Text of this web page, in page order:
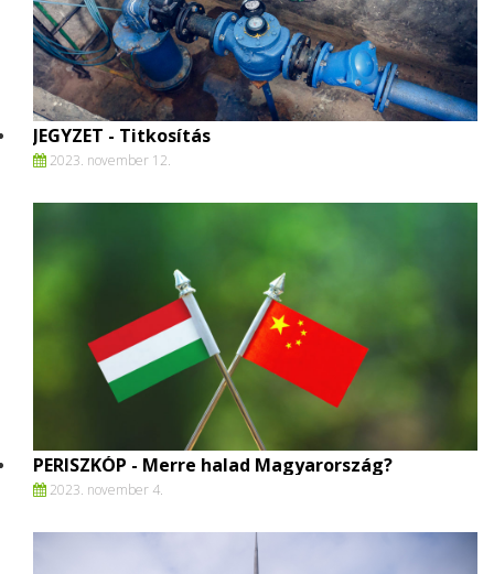
JEGYZET - Titkosítás
2023. november 12.
PERISZKÓP - Merre halad Magyarország?
2023. november 4.